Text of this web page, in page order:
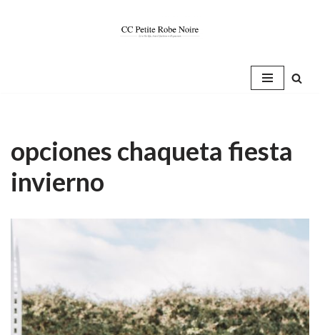
opciones chaqueta fiesta
invierno